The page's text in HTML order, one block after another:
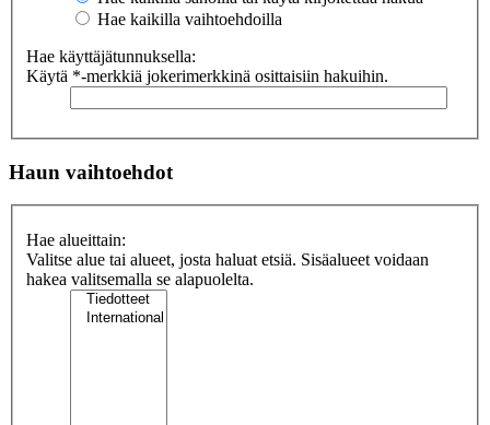
Hae kaikilla vaihtoehdoilla
Hae käyttäjätunnuksella:
Käytä *-merkkiä jokerimerkkinä osittaisiin hakuihin.
Haun vaihtoehdot
Hae alueittain:
Valitse alue tai alueet, josta haluat etsiä. Sisäalueet voidaan
hakea valitsemalla se alapuolelta.